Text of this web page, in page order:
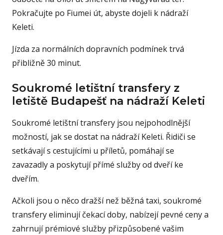
Pokračujte po Fiumei út, abyste dojeli k nádraží
Keleti.
Jízda za normálních dopravních podmínek trvá
přibližně 30 minut.
Soukromé letištní transfery z
letiště Budapešť na nádraží Keleti
Soukromé letištní transfery jsou nejpohodlnější
možností, jak se dostat na nádraží Keleti. Řidiči se
setkávají s cestujícími u příletů, pomáhají se
zavazadly a poskytují přímé služby od dveří ke
dveřím.
Ačkoli jsou o něco dražší než běžná taxi, soukromé
transfery eliminují čekací doby, nabízejí pevné ceny a
zahrnují prémiové služby přizpůsobené vašim